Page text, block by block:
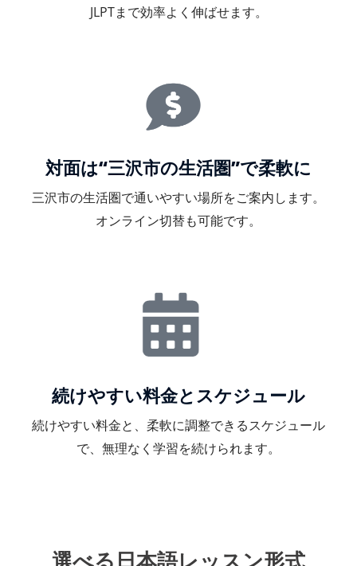
JLPTまで効率よく伸ばせます。
対面は“三沢市の生活圏”で柔軟に
三沢市の生活圏で通いやすい場所をご案内します。
オンライン切替も可能です。
続けやすい料金とスケジュール
続けやすい料金と、柔軟に調整できるスケジュール
で、無理なく学習を続けられます。
選べる日本語レッスン形式